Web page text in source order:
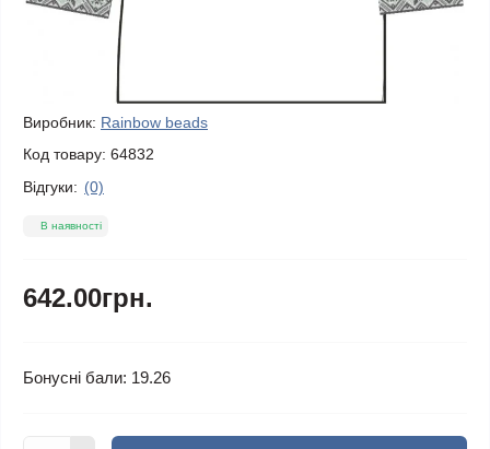
Виробник: Rainbow beads
Код товару: 64832
Відгуки: (0)
В наявності
642.00грн.
Бонусні бали: 19.26